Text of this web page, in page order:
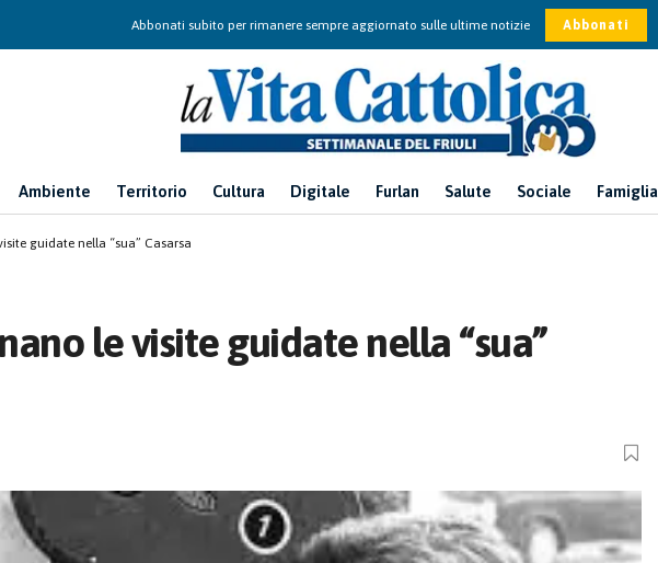
Abbonati subito per rimanere sempre aggiornato sulle ultime notizie Abbonati
Ambiente Territorio Cultura Digitale Furlan Salute Sociale Famiglia
guidate nella “sua” Casarsa
le visite guidate nella “sua”